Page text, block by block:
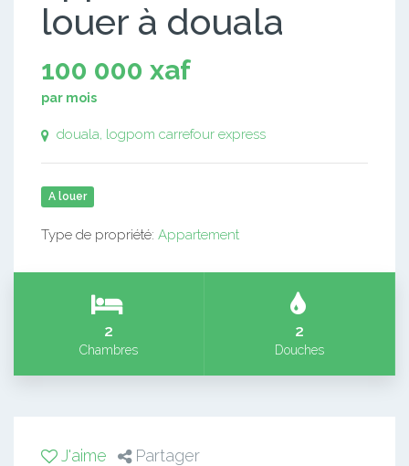
louer à douala
100 000 xaf
par mois
douala, logpom carrefour express
A louer
Type de propriété: Appartement
2
Chambres
2
Douches
J'aime Partager